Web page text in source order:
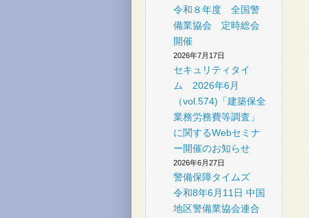
令和８年度 全国警
備業協会 定時総会
開催
2026年7月17日
セキュリティタイ
ム 2026年6月
（vol.574)「建築保全
業務労務費等調査」
に関するWebセミナ
ー開催のお知らせ
2026年6月27日
警備保障タイムズ
令和8年6月11日 中国
地区警備業協会連合